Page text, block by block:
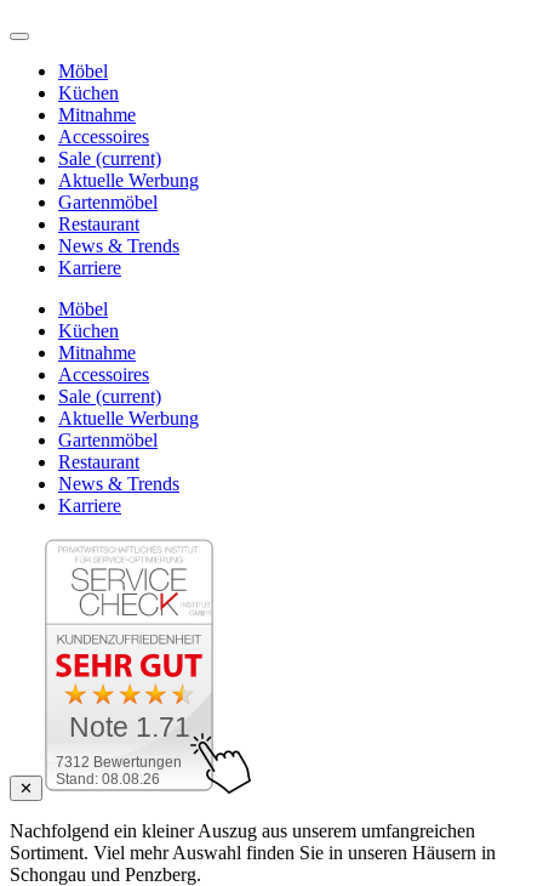
Möbel
Küchen
Mitnahme
Accessoires
Sale (current)
Aktuelle Werbung
Gartenmöbel
Restaurant
News & Trends
Karriere
Möbel
Küchen
Mitnahme
Accessoires
Sale (current)
Aktuelle Werbung
Gartenmöbel
Restaurant
News & Trends
Karriere
✕
7312 Bewertungen
Stand: 08.08.26
Note 1.71
Nachfolgend ein kleiner Auszug aus unserem umfangreichen
Sortiment. Viel mehr Auswahl finden Sie in unseren Häusern in
Schongau und Penzberg.